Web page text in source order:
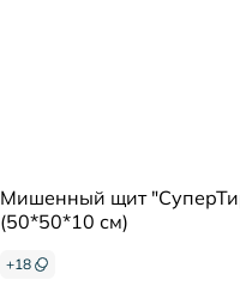
Мишенный щит
(50*50*10 см)
+18